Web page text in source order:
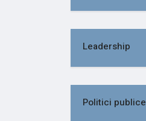
Leadership
Politici publice